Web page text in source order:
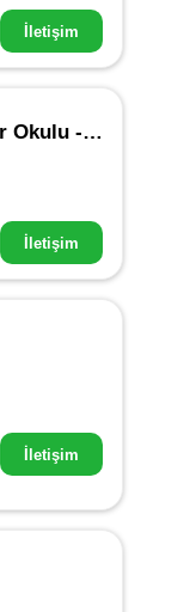
İletişim
Hidayet Türkoğlu Basketbol ve Spor Okulu - Oran
İletişim
İletişim